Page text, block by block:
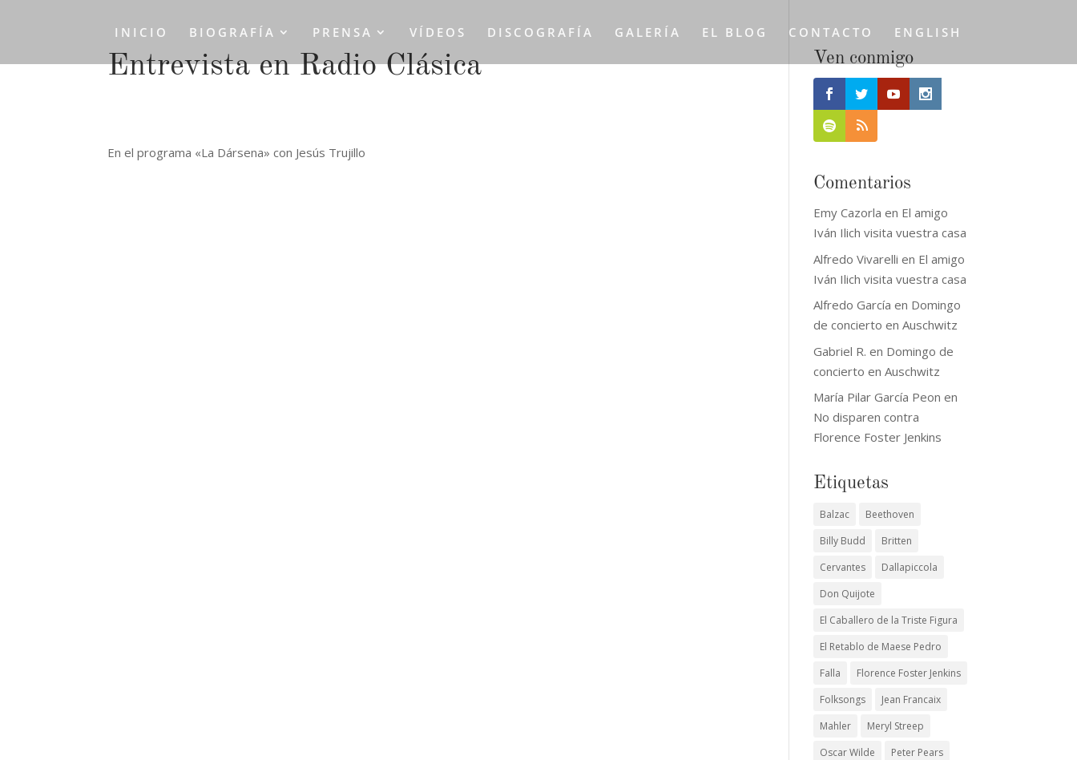
INICIO BIOGRAFÍA PRENSA VÍDEOS DISCOGRAFÍA GALERÍA EL BLOG CONTACTO ENGLISH
Entrevista en Radio Clásica
En el programa «La Dársena» con Jesús Trujillo
Ven conmigo
Comentarios
Emy Cazorla en El amigo
Iván Ilich visita vuestra casa
Alfredo Vivarelli en El amigo
Iván Ilich visita vuestra casa
Alfredo García en Domingo
de concierto en Auschwitz
Gabriel R. en Domingo de
concierto en Auschwitz
María Pilar García Peon en
No disparen contra
Florence Foster Jenkins
Etiquetas
Balzac
Beethoven
Billy Budd
Britten
Cervantes
Dallapiccola
Don Quijote
El Caballero de la Triste Figura
El Retablo de Maese Pedro
Falla
Florence Foster Jenkins
Folksongs
Jean Francaix
Mahler
Meryl Streep
Oscar Wilde
Peter Pears